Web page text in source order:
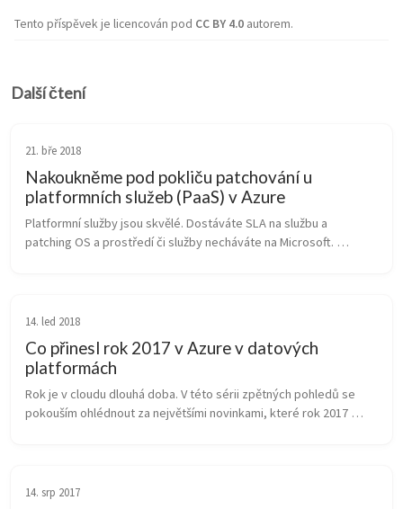
Tento příspěvek je licencován pod CC BY 4.0 autorem.
Další čtení
21. bře 2018
Nakoukněme pod pokliču patchování u
platformních služeb (PaaS) v Azure
Platformní služby jsou skvělé. Dostáváte SLA na službu a
patching OS a prostředí či služby necháváte na Microsoft.
14. led 2018
Co přinesl rok 2017 v Azure v datových
platformách
Rok je v cloudu dlouhá doba. V této sérii zpětných pohledů se
pokouším ohlédnout za největšími novinkami, které rok 2017
14. srp 2017